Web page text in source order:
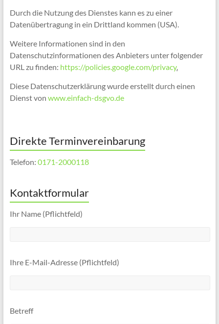
Durch die Nutzung des Dienstes kann es zu einer
Datenübertragung in ein Drittland kommen (USA).
Weitere Informationen sind in den
Datenschutzinformationen des Anbieters unter folgender
URL zu finden: https://policies.google.com/privacy.
Diese Datenschutzerklärung wurde erstellt durch einen
Dienst von www.einfach-dsgvo.de
Direkte Terminvereinbarung
Telefon: 0171-2000118
Kontaktformular
Ihr Name (Pflichtfeld)
Ihre E-Mail-Adresse (Pflichtfeld)
Betreff